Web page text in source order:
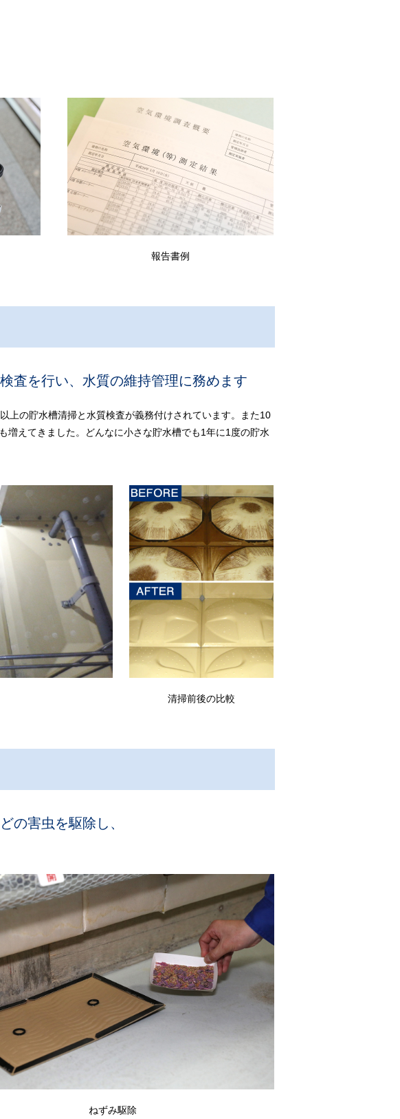
報告書例
査を行い、水質の維持管理に務めます
上の貯水槽清掃と水質検査が義務付けされています。また10
増えてきました。どんなに小さな貯水槽でも1年に1度の貯水
清掃前後の比較
の害虫を駆除し、
ねずみ駆除